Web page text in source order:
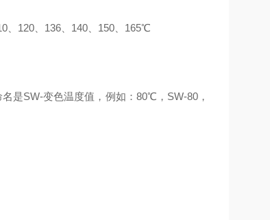
、120、136、140、150、165℃
是SW-变色温度值，例如：80℃，SW-80，